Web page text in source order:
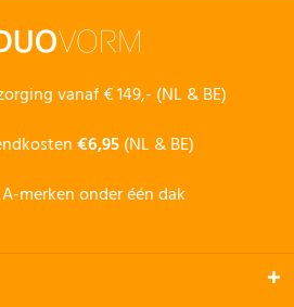
vanaf € 149,- (NL & BE)
€6,95(NL & BE)
merken onder één dak